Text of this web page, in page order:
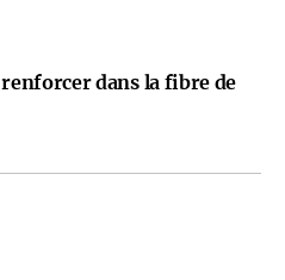
dans la fibre de